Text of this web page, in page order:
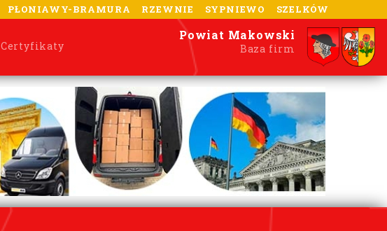
PŁONIAWY-BRAMURA RZEWNIE SYPNIEWO SZELKÓW
Certyfikaty
Powiat Makowski
Baza firm